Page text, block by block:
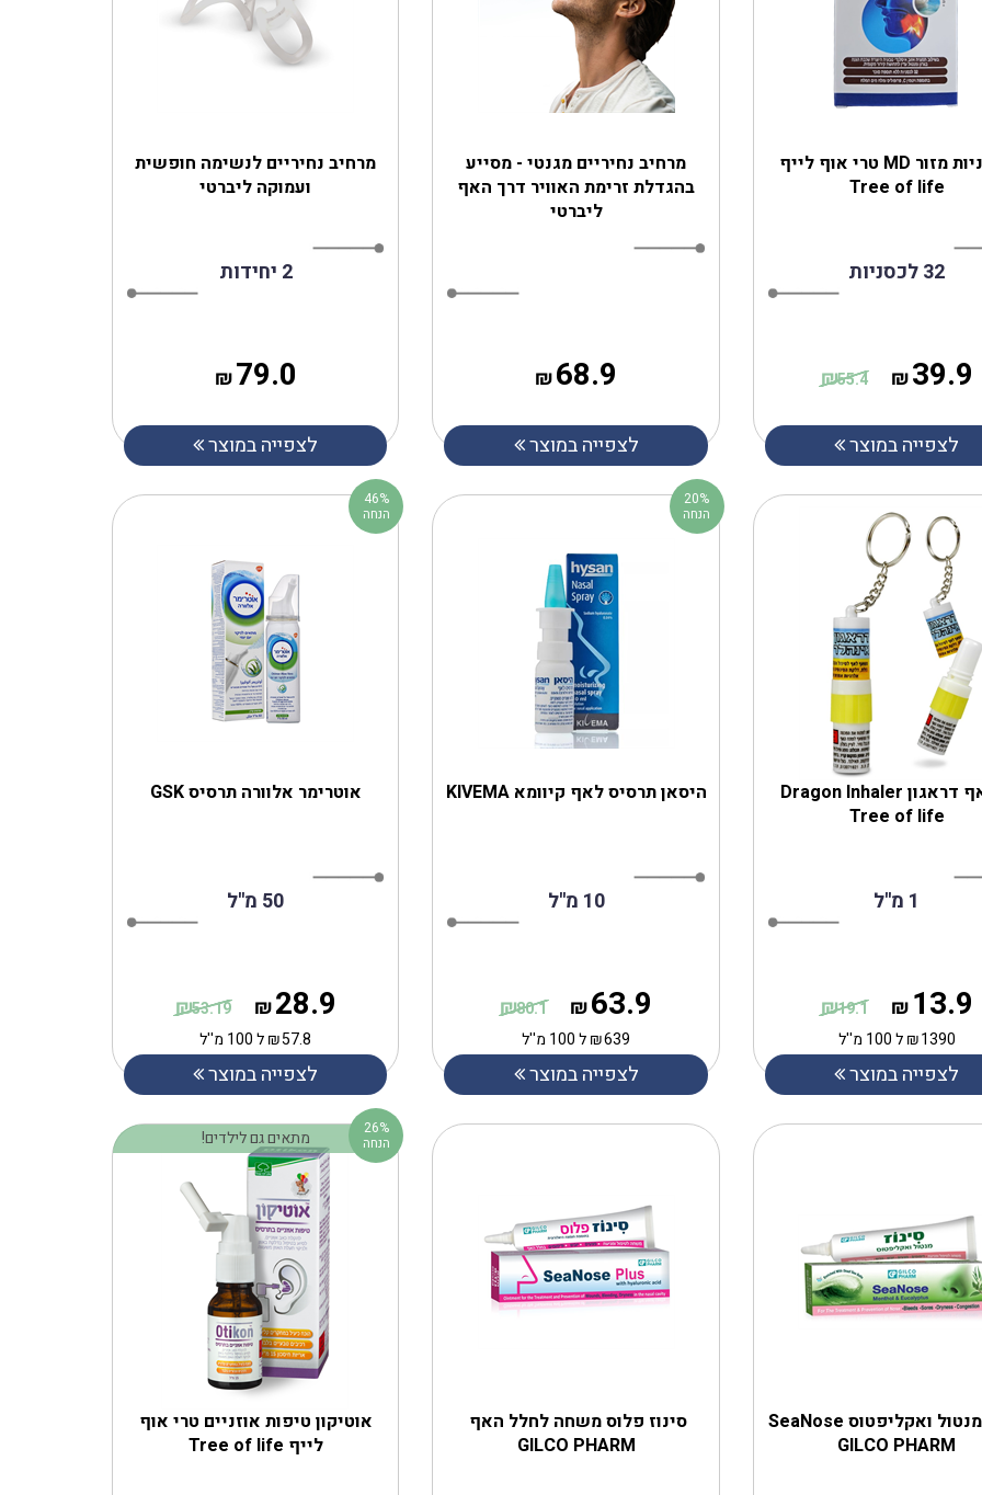
מרחיב נחיריים לנשימה חופשית
ועמוקה ליברטי
2 יחידות
79.0
₪
לצפייה במוצר
מרחיב נחיריים מגנטי - מסייע
בהגדלת זרימת האוויר דרך האף
ליברטי
68.9
₪
לצפייה במוצר
לכסניות מזור MD טרי אוף לייף
Tree of life
32 לכסניות
39.9
₪
55.4
₪
לצפייה במוצר
אוטרימר אלוורה תרסיס GSK
50 מ''ל
28.9
₪
53.19
₪
57.8
₪ל 100 מ''ל
לצפייה במוצר
46%
הנחה
היסאן תרסיס לאף קיוומא KIVEMA
10 מ''ל
63.9
₪
80.1
₪
639
₪ל 100 מ''ל
לצפייה במוצר
20%
הנחה
משאף דראגון Dragon Inhaler
Tree of life
1 מ''ל
13.9
₪
19.1
₪
1390
₪ל 100 מ''ל
לצפייה במוצר
אוטיקון טיפות אוזניים טרי אוף
לייף Tree of life
מתאים גם לילדים! 26%
הנחה
GILCO PHARM
סִינוֹז מנטול ואקליפטוס SeaNose
GILCO PHARM